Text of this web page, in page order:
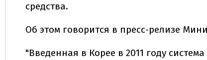
средства.
Об этом говорится в пресс-релизе
"Введенная в Корее в 2011 году